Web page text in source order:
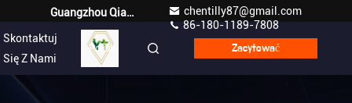
Guangzhou Qianyuan Construction Machinery Co,.LTD
chentilly87@gmail.com
86-180-1189-7808
Skontaktuj
Się Z Nami
Polish Zacytować